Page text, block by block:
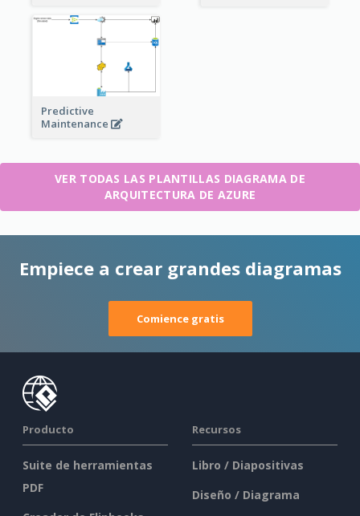
Predictive
Maintenance
VER TODAS LAS PLANTILLAS DIAGRAMA DE
ARQUITECTURA DE AZURE
Empiece a crear grandes diagramas
Comience gratis
Producto
Suite de herramientas
PDF
Recursos
Libro / Diapositivas
Diseño / Diagrama